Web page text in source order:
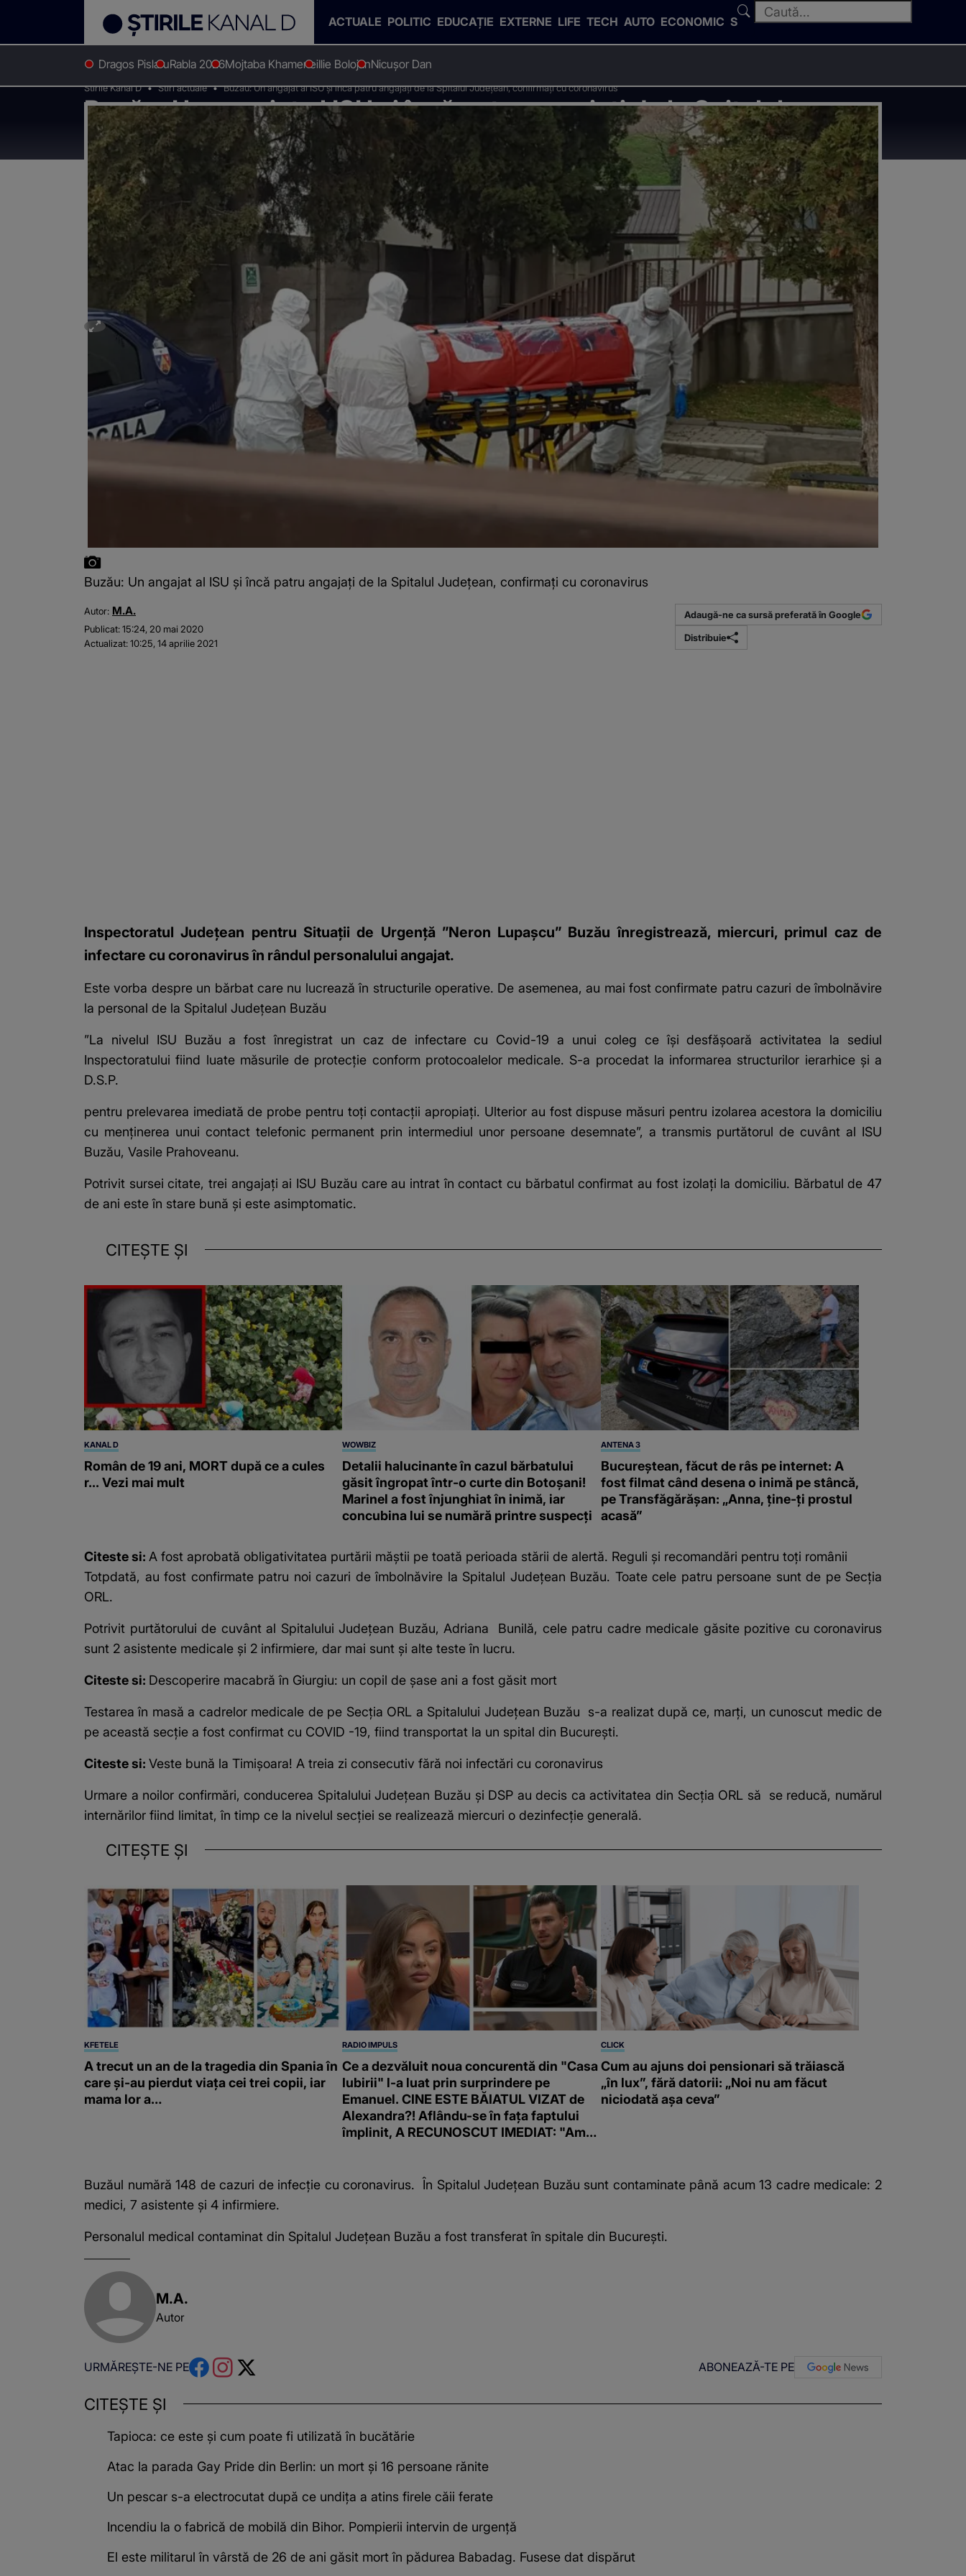
ACTUALE POLITIC EDUCAȚIE EXTERNE LIFE TECH AUTO ECONOMIC SPORT
Dragos PislaruRabla 2026Mojtaba KhameneiIlie BolojanNicușor Dan
Stirile Kanal D Stiri actuale Buzău: Un angajat al ISU şi încă patru angajaţi de la Spitalul Judeţean, confirmaţi cu coronavirus
Buzău: Un angajat al ISU şi încă patru angajaţi de la Spitalul
Judeţean, confirmaţi cu coronavirus
Buzău: Un angajat al ISU şi încă patru angajaţi de la Spitalul Judeţean, confirmaţi cu coronavirus
Autor: M.A.
Publicat:15:24, 20 mai 2020
Actualizat:10:25, 14 aprilie 2021
Adaugă-ne ca sursă preferată în Google
Distribuie
Inspectoratul Judeţean pentru Situaţii de Urgenţă ”Neron Lupaşcu” Buzău înregistrează, miercuri, primul caz de
infectare cu coronavirus în rândul personalului angajat.
Este vorba despre un bărbat care nu lucrează în structurile operative. De asemenea, au mai fost confirmate patru cazuri de îmbolnăvire
la personal de la Spitalul Judeţean Buzău
”La nivelul ISU Buzău a fost înregistrat un caz de infectare cu Covid-19 a unui coleg ce îşi desfăşoară activitatea la sediul
Inspectoratului fiind luate măsurile de protecţie conform protocoalelor medicale. S-a procedat la informarea structurilor ierarhice şi a
D.S.P.
pentru prelevarea imediată de probe pentru toţi contacţii apropiaţi. Ulterior au fost dispuse măsuri pentru izolarea acestora la domiciliu
cu menţinerea unui contact telefonic permanent prin intermediul unor persoane desemnate”, a transmis purtătorul de cuvânt al ISU
Buzău, Vasile Prahoveanu.
Potrivit sursei citate, trei angajaţi ai ISU Buzău care au intrat în contact cu bărbatul confirmat au fost izolaţi la domiciliu. Bărbatul de 47
de ani este în stare bună şi este asimptomatic.
CITEȘTE ȘI
KANAL D
Român de 19 ani, MORT după ce a cules
r... Vezi mai mult
WOWBIZ
Detalii halucinante în cazul bărbatului
găsit îngropat într-o curte din Botoșani!
Marinel a fost înjunghiat în inimă, iar
concubina lui se numără printre suspecți
ANTENA 3
Bucureștean, făcut de râs pe internet: A
fost filmat când desena o inimă pe stâncă,
pe Transfăgărășan: „Anna, ține-ți prostul
acasă”
Citeste si: A fost aprobată obligativitatea purtării măștii pe toată perioada stării de alertă. Reguli și recomandări pentru toți românii
Totpdată, au fost confirmate patru noi cazuri de îmbolnăvire la Spitalul Judeţean Buzău. Toate cele patru persoane sunt de pe Secţia
ORL.
Potrivit purtătorului de cuvânt al Spitalului Judeţean Buzău, Adriana Bunilă, cele patru cadre medicale găsite pozitive cu coronavirus
sunt 2 asistente medicale şi 2 infirmiere, dar mai sunt şi alte teste în lucru.
Citeste si: Descoperire macabră în Giurgiu: un copil de șase ani a fost găsit mort
Testarea în masă a cadrelor medicale de pe Secţia ORL a Spitalului Judeţean Buzău s-a realizat după ce, marţi, un cunoscut medic de
pe această secţie a fost confirmat cu COVID -19, fiind transportat la un spital din Bucureşti.
Citeste si: Veste bună la Timișoara! A treia zi consecutiv fără noi infectări cu coronavirus
Urmare a noilor confirmări, conducerea Spitalului Judeţean Buzău şi DSP au decis ca activitatea din Secţia ORL să se reducă, numărul
internărilor fiind limitat, în timp ce la nivelul secţiei se realizează miercuri o dezinfecţie generală.
CITEȘTE ȘI
KFETELE
A trecut un an de la tragedia din Spania în
care și-au pierdut viața cei trei copii, iar
mama lor a…
RADIO IMPULS
Ce a dezvăluit noua concurentă din "Casa
Iubirii" l-a luat prin surprindere pe
Emanuel. CINE ESTE BĂIATUL VIZAT de
Alexandra?! Aflându-se în fața faptului
împlinit, A RECUNOSCUT IMEDIAT: "Am
CLICK
Cum au ajuns doi pensionari să trăiască
„în lux”, fără datorii: „Noi nu am făcut
niciodată așa ceva”
Buzăul numără 148 de cazuri de infecţie cu coronavirus. În Spitalul Judeţean Buzău sunt contaminate până acum 13 cadre medicale: 2
medici, 7 asistente şi 4 infirmiere.
Personalul medical contaminat din Spitalul Judeţean Buzău a fost transferat în spitale din Bucureşti.
M.A.
Autor
URMĂREȘTE-NE PE ABONEAZĂ-TE PE
CITEȘTE ȘI
Tapioca: ce este și cum poate fi utilizată în bucătărie
Atac la parada Gay Pride din Berlin: un mort și 16 persoane rănite
Un pescar s-a electrocutat după ce undița a atins firele căii ferate
Incendiu la o fabrică de mobilă din Bihor. Pompierii intervin de urgență
El este militarul în vârstă de 26 de ani găsit mort în pădurea Babadag. Fusese dat dispărut